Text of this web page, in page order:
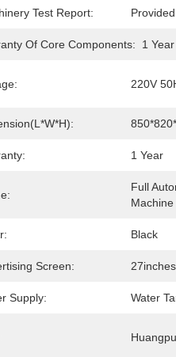
Test Report: Provided
Of Core Components: 1 Year
220V
1 Year
Full
Machine
Black
Screen: 27inches
Supply: Water